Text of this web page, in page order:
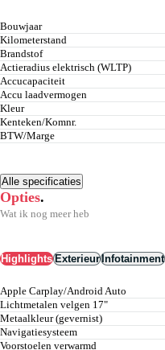
Bouwjaar
Kilometerstand
Brandstof
Actieradius elektrisch (WLTP)
Accucapaciteit
Accu laadvermogen
Kleur
Kenteken/Komnr.
BTW/Marge
Alle specificaties
Opties.
Wat ik nog meer heb
HighlightsExterieurInfotainment
Apple Carplay/Android Auto
lichtmetalen velgen 17"
metaalkleur (gevernist)
navigatiesysteem
voorstoelen verwarmd